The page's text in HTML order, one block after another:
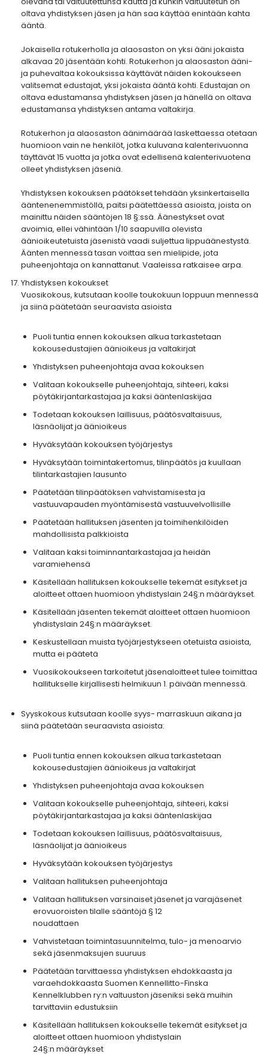
oltava yhdistyksen jäsen ja hän saa käyttää enintään kahta
ääntä.
Jokaisella rotukerholla ja alaosaston on yksi ääni jokaista
alkavaa 20 jäsentään kohti. Rotukerhon ja alaosaston ääni-
ja puhevaltaa kokouksissa käyttävät näiden kokoukseen
valitsemat edustajat, yksi jokaista ääntä kohti. Edustajan on
oltava edustamansa yhdistyksen jäsen ja hänellä on oltava
edustamansa yhdistyksen antama valtakirja.
Rotukerhon ja alaosaston äänimäärää laskettaessa otetaan
huomioon vain ne henkilöt, jotka kuluvana kalenterivuonna
täyttävät 15 vuotta ja jotka ovat edellisenä kalenterivuotena
olleet yhdistyksen jäseniä.
Yhdistyksen kokouksen päätökset tehdään yksinkertaisella
ääntenenemmistöllä, paitsi päätettäessä asioista, joista on
mainittu näiden sääntöjen 18 §:ssä. Äänestykset ovat
avoimia, ellei vähintään 1/10 saapuvilla olevista
äänioikeutetuista jäsenistä vaadi suljettua lippuäänestystä.
Äänten mennessä tasan voittaa sen mielipide, jota
puheenjohtaja on kannattanut. Vaaleissa ratkaisee arpa.
Yhdistyksen kokoukset
Vuosikokous, kutsutaan koolle toukokuun loppuun mennessä
ja siinä päätetään seuraavista asioista
Puoli tuntia ennen kokouksen alkua tarkastetaan
kokousedustajien äänioikeus ja valtakirjat
Yhdistyksen puheenjohtaja avaa kokouksen
Valitaan kokoukselle puheenjohtaja, sihteeri, kaksi
pöytäkirjantarkastajaa ja kaksi ääntenlaskijaa
Todetaan kokouksen laillisuus, päätösvaltaisuus,
läsnäolijat ja äänioikeus
Hyväksytään kokouksen työjärjestys
Hyväksytään toimintakertomus, tilinpäätös ja kuullaan
tilintarkastajien lausunto
Päätetään tilinpäätöksen vahvistamisesta ja
vastuuvapauden myöntämisestä vastuuvelvollisille
Päätetään hallituksen jäsenten ja toimihenkilöiden
mahdollisista palkkioista
Valitaan kaksi toiminnantarkastajaa ja heidän
varamiehensä
Käsitellään hallituksen kokoukselle tekemät esitykset ja
aloitteet ottaen huomioon yhdistyslain 24§:n määräykset.
Käsitellään jäsenten tekemät aloitteet ottaen huomioon
yhdistyslain 24§:n määräykset.
Keskustellaan muista työjärjestykseen otetuista asioista,
mutta ei päätetä
Vuosikokoukseen tarkoitetut jäsenaloitteet tulee toimittaa
hallitukselle kirjallisesti helmikuun 1. päivään mennessä.
Syyskokous kutsutaan koolle syys- marraskuun aikana ja
siinä päätetään seuraavista asioista:
Puoli tuntia ennen kokouksen alkua tarkastetaan
kokousedustajien äänioikeus ja valtakirjat
Yhdistyksen puheenjohtaja avaa kokouksen
Valitaan kokoukselle puheenjohtaja, sihteeri, kaksi
pöytäkirjantarkastajaa ja kaksi ääntenlaskijaa
Todetaan kokouksen laillisuus, päätösvaltaisuus,
läsnäolijat ja äänioikeus
Hyväksytään kokouksen työjärjestys
Valitaan hallituksen puheenjohtaja
Valitaan hallituksen varsinaiset jäsenet ja varajäsenet
erovuoroisten tilalle sääntöjä § 12
noudattaen
Vahvistetaan toimintasuunnitelma, tulo- ja menoarvio
sekä jäsenmaksujen suuruus
Päätetään tarvittaessa yhdistyksen ehdokkaasta ja
varaehdokkaasta Suomen Kennellitto-Finska
Kennelklubben ry:n valtuuston jäseniksi sekä muihin
tarvittaviin edustuksiin
Käsitellään hallituksen kokoukselle tekemät esitykset ja
aloitteet ottaen huomioon yhdistyslain
24§:n määräykset